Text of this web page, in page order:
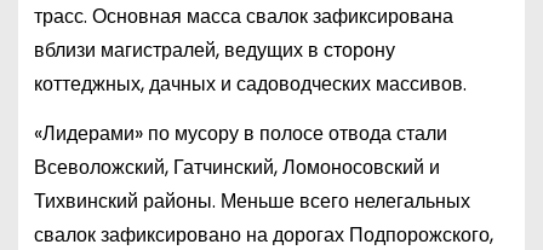
трасс. Основная масса свалок зафиксирована
вблизи магистралей, ведущих в сторону
коттеджных, дачных и садоводческих массивов.
«Лидерами» по мусору в полосе отвода стали
Всеволожский, Гатчинский, Ломоносовский и
Тихвинский районы. Меньше всего нелегальных
свалок зафиксировано на дорогах Подпорожского,